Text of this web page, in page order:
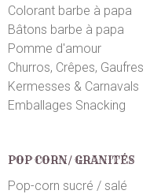
Colorant barbe à papa
Bâtons barbe à papa
Pomme d'amour
Churros, Crêpes, Gaufres
Kermesses & Carnavals
Emballages Snacking
POP CORN/ GRANITÉS
Pop-corn sucré / salé